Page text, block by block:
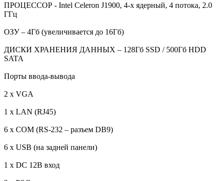
ПРОЦЕССОР - Intel Celeron J1900, 4-х ядерный, 4 потока, 2.0
ГГц
ОЗУ – 4Гб (увеличивается до 16Гб)
ДИСКИ ХРАНЕНИЯ ДАННЫХ – 128Гб SSD / 500Гб HDD
SATA
Порты ввода-вывода
2 x VGA
1 x LAN (RJ45)
6 x COM (RS-232 – разъем DB9)
6 x USB (на задней панели)
1 x DC 12В вход